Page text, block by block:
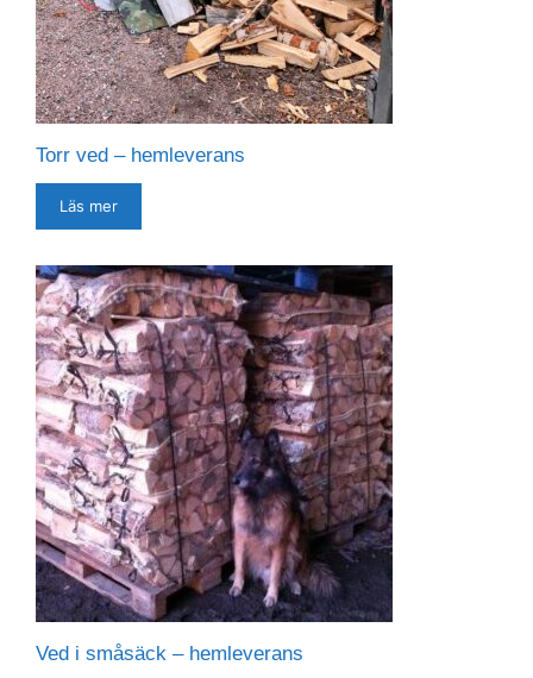
Torr ved – hemleverans
Läs mer
Ved i småsäck – hemleverans